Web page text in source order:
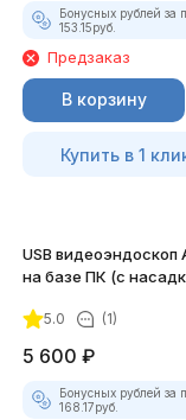
Бонусных рублей за
153.15руб.
Предзаказ
В корзину
Купить в 1
USB видеоэндоскоп
на базе ПК (с
5.0 (1)
5 600 ₽
Бонусных рублей за
168.17руб.